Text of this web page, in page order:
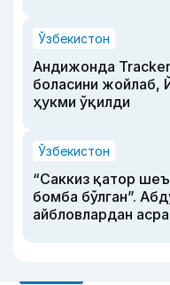
Ўзбекистон
Андижонда
боласини жойлаб,
ҳукми ўқилди
Ўзбекистон
“Саккиз қатор
бомба бўлган”.
айбловлардан